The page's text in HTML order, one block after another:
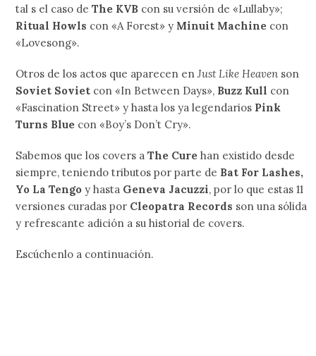
tal s el caso deThe KVB con su versión de «Lullaby»;
Ritual Howls con «A Forest» y Minuit Machine con
«Lovesong».
Otros de los actos que aparecen enJust Like Heaven son
Soviet Soviet con «In Between Days», Buzz Kull con
«Fascination Street» y hasta los ya legendarios Pink
Turns Blue con «Boy’s Don’t Cry».
Sabemos que los covers a The Cure han existido desde
siempre, teniendo tributos por parte de Bat For Lashes,
Yo La Tengoy hasta Geneva Jacuzzi, por lo que estas 11
versiones curadas por Cleopatra Records son una sólida
y refrescante adición a su historial de covers.
Escúchenlo a continuación.